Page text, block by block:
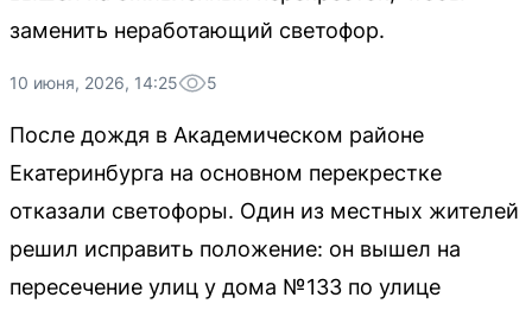
заменить неработающий светофор.
10 июня, 2026, 14:25 5
После дождя в Академическом районе
Екатеринбурга на основном перекрестке
отказали светофоры. Один из местных жителей
решил исправить положение: он вышел на
пересечение улиц у дома №133 по улице